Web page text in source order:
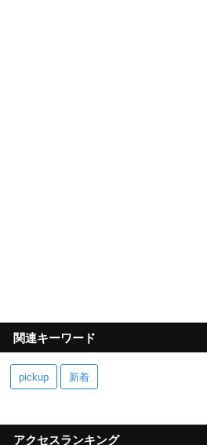
関連キーワード
pickup 新着
アクセスランキング